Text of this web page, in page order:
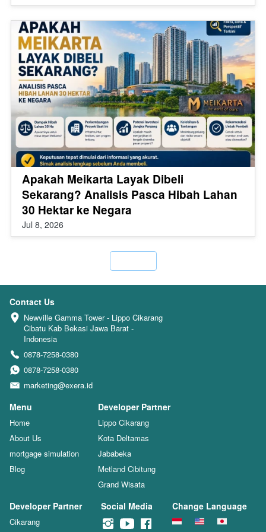
Apakah Meikarta Layak Dibeli
Sekarang? Analisis Pasca Hibah Lahan
30 Hektar ke Negara
Jul 8, 2026
Contact Us
Newville Gamma Tower - Lippo Cikarang
Cibatu Kab Bekasi Jawa Barat -
Indonesia
0878-7258-0380
0878-7258-0380
marketing@exera.id
Menu
Home
About Us
mortgage simulation
Blog
Developer Partner
Lippo Cikarang
Kota Deltamas
Jababeka
Metland Cibitung
Grand Wisata
Developer Partner
Cikarang
Social Media Change Language